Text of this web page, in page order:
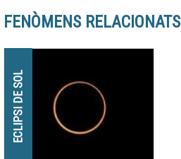
FENÒMENS RELACIONATS
ECLIPSI DE SOL